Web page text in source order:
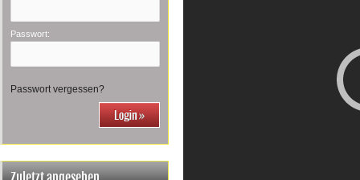
Passwort:
Passwort vergessen?